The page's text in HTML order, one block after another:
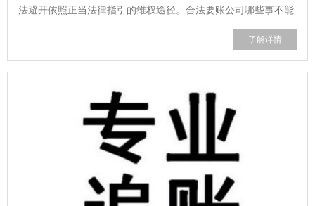
法避开依照正当法律指引的维权途径。合法要账公司哪些事不能
了解详情